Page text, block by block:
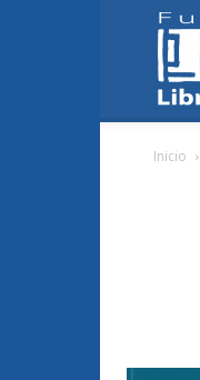
Inicio